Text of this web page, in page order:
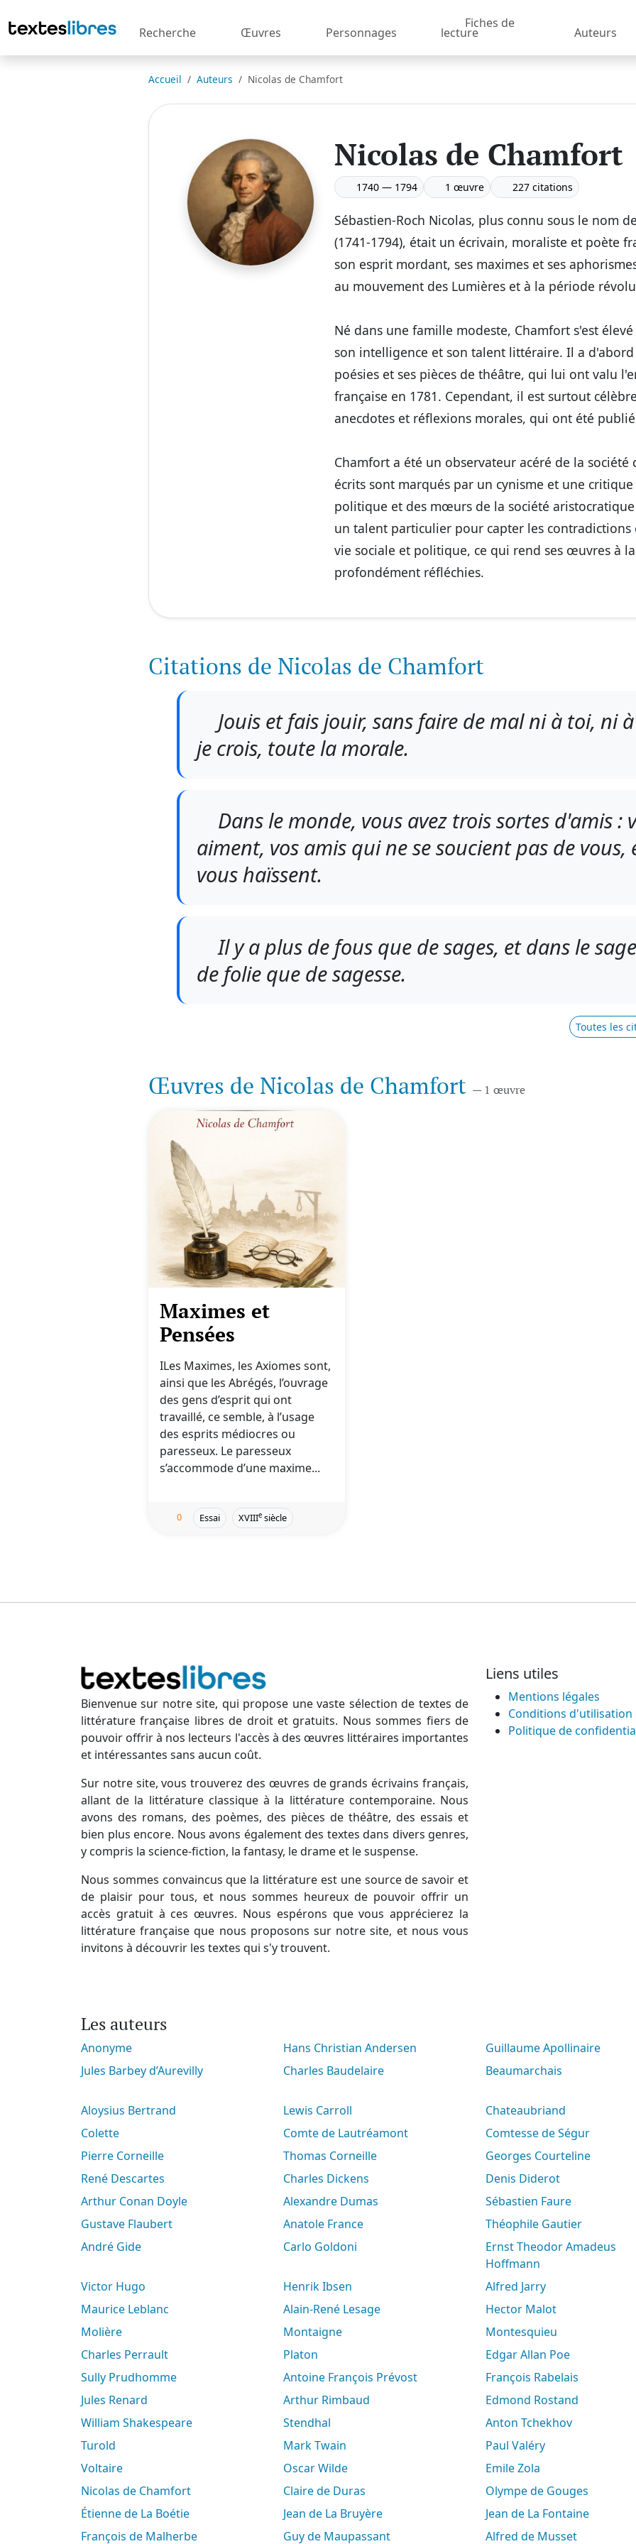
Recherche Œuvres Personnages
Fiches de
lecture Auteurs
Accueil Auteurs Nicolas de Chamfort
Nicolas de Chamfort
1740 — 1794 1 œuvre 227 citations
Sébastien-Roch Nicolas, plus connu sous le nom
(1741-1794), était un écrivain, moraliste et poète
son esprit mordant, ses maximes et ses
au mouvement des Lumières et à la période
Né dans une famille modeste, Chamfort s'est
son intelligence et son talent littéraire. Il a
poésies et ses pièces de théâtre, qui lui ont valu
française en 1781. Cependant, il est surtout
anecdotes et réflexions morales, qui ont été
Chamfort a été un observateur acéré de la société
écrits sont marqués par un cynisme et une
politique et des mœurs de la société
un talent particulier pour capter les contradictions
vie sociale et politique, ce qui rend ses œuvres à
profondément réfléchies.
Citations de Nicolas de Chamfort
Jouis et fais jouir, sans faire de mal ni à toi, ni
je crois, toute la morale.
Dans le monde, vous avez trois sortes d'amis :
aiment, vos amis qui ne se soucient pas de vous,
vous haïssent.
Il y a plus de fous que de sages, et dans le
de folie que de sagesse.
Toutes les
Œuvres de Nicolas de Chamfort — 1 œuvre
Maximes et
Pensées
ILes Maximes, les Axiomes sont,
ainsi que les Abrégés, l’ouvrage
des gens d’esprit qui ont
travaillé, ce semble, à l’usage
des esprits médiocres ou
paresseux. Le paresseux
s’accommode d’une maxime...
0 Essai XVIIIe siècle
Bienvenue sur notre site, qui propose une vaste sélection de textes de
littérature française libres de droit et gratuits. Nous sommes fiers de
pouvoir offrir à nos lecteurs l'accès à des œuvres littéraires importantes
et intéressantes sans aucun coût.
Sur notre site, vous trouverez des œuvres de grands écrivains français,
allant de la littérature classique à la littérature contemporaine. Nous
avons des romans, des poèmes, des pièces de théâtre, des essais et
bien plus encore. Nous avons également des textes dans divers genres,
y compris la science-fiction, la fantasy, le drame et le suspense.
Nous sommes convaincus que la littérature est une source de savoir et
de plaisir pour tous, et nous sommes heureux de pouvoir offrir un
accès gratuit à ces œuvres. Nous espérons que vous apprécierez la
littérature française que nous proposons sur notre site, et nous vous
invitons à découvrir les textes qui s'y trouvent.
Liens utiles
Mentions légales
Conditions d'utilisation
Politique de
Les auteurs
Anonyme Hans Christian Andersen
Guillaume Apollinaire
Jules Barbey d’Aurevilly
Charles Baudelaire Beaumarchais
Aloysius Bertrand Lewis Carroll
Chateaubriand
Colette
Comte de Lautréamont
Comtesse de Ségur
Pierre Corneille
Thomas Corneille
Georges Courteline
René Descartes
Charles Dickens
Denis Diderot
Arthur Conan Doyle
Alexandre Dumas
Sébastien Faure
Gustave Flaubert
Anatole France
Théophile Gautier
André Gide
Carlo Goldoni
Ernst Theodor Amadeus
Hoffmann
Victor Hugo
Henrik Ibsen
Alfred Jarry
Maurice Leblanc
Alain-René Lesage
Hector Malot
Molière
Montaigne
Montesquieu
Charles Perrault
Platon
Edgar Allan Poe
Sully Prudhomme
Antoine François Prévost
François Rabelais
Jules Renard
Arthur Rimbaud
Edmond Rostand
William Shakespeare
Stendhal
Anton Tchekhov
Turold
Mark Twain
Paul Valéry
Voltaire
Oscar Wilde
Emile Zola
Nicolas de Chamfort
Claire de Duras
Olympe de Gouges
Étienne de La Boétie
Jean de La Bruyère
Jean de La Fontaine
François de Malherbe
Guy de Maupassant Alfred de Musset